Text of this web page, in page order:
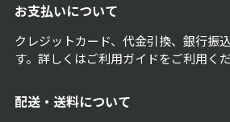
お支払いについて
クレジットカード、代金引換、銀行振
す。詳しくはご利用ガイドをご利用く
配送・送料について